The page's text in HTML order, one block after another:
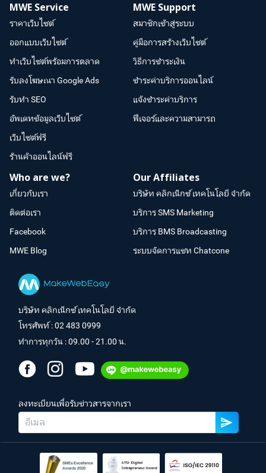
MWE Service
ราคาเว็บไซต์
ออกแบบเว็บไซต์
ทำเว็บไซต์พร้อมการตลาด
รับลงโฆษณา Google Ads
รับทำ SEO
อัพเดทข้อมูลเว็บไซต์
เว็บไซต์ฟรี
ร้านค้าออนไลน์ฟรี
MWE Support
สมาชิกเข้าสู่ระบบ
คู่มือการสร้างเว็บไซต์
วิธีการชำระเงิน
ชำระค่าบริการออนไลน์
แจ้งชำระค่าบริการ
ฟีเจอร์และความสามารถ
Who are we?
เกี่ยวกับเรา
ติดต่อเรา
Facebook
MWE Blog
Our Affiliates
บริษัท คลิกเน็กซ์ เทคโนโลยี จำกัด
บริการ SMS Marketing
บริการ BMS Broadcasting
ระบบจัดการแชท Chatcone
บริษัท คลิกเน็กซ์ เทคโนโลยี จำกัด
โทรศัพท์ :02 483 0999
ทำการทุกวัน : 09.00 - 21.00 น.
ลงทะเบียนเพื่อรับข่าวสารจากเรา